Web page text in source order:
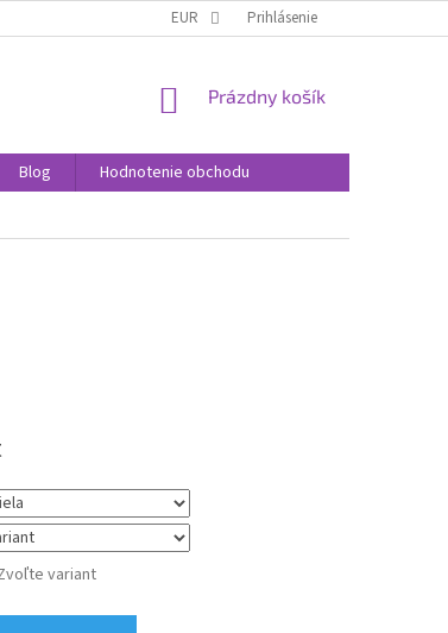
SPÔSOBY PLATBY VÝMENA A VRÁTENIE
EUR Prihlásenie
NÁKUPNÝ
Prázdny košík
Blog
Hodnotenie obchodu
variant